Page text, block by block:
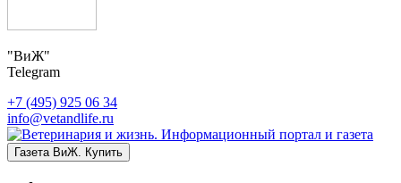
"ВиЖ"
Telegram
+7 (495) 925 06 34
info@vetandlife.ru
Газета ВиЖ. Купить